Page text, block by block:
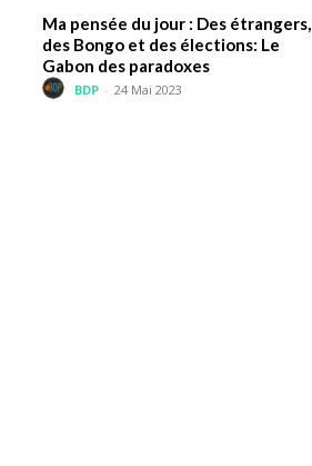
Ma pensée du jour : Des étrangers,
des Bongo et des élections: Le
Gabon des paradoxes
BDP - 24 Mai 2023